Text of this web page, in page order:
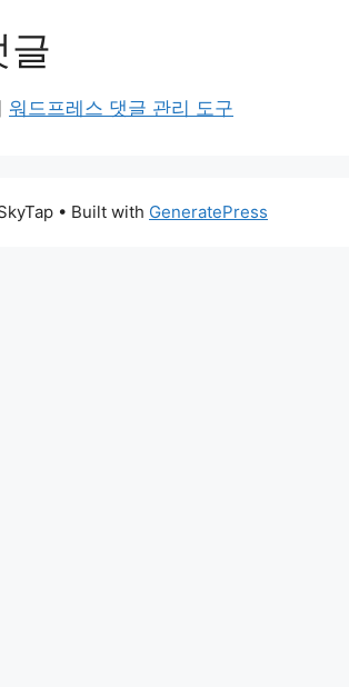
글
워드프레스 댓글 관리 도구
• Built with GeneratePress